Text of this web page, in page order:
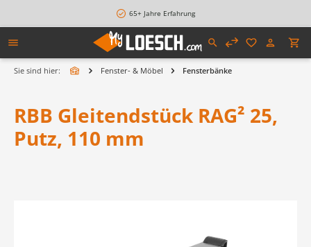
65+ Jahre Erfahrung
Sie sind hier: Fenster- & Möbel Fensterbänke
RBB Gleitendstück RAG² 25,
Putz, 110 mm